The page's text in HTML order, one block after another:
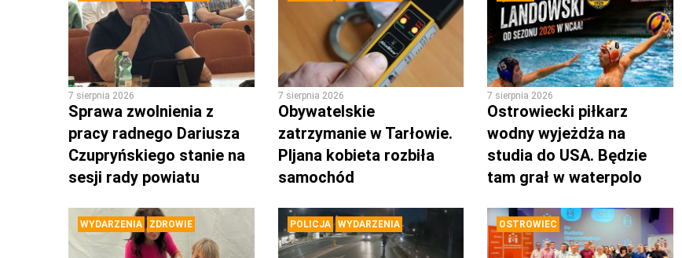
7 sierpnia 2026
Sprawa zwolnienia z
pracy radnego Dariusza
Czupryńskiego stanie na
sesji rady powiatu
7 sierpnia 2026
Obywatelskie
zatrzymanie w Tarłowie.
PIjana kobieta rozbiła
samochód
7 sierpnia 2026
Ostrowiecki piłkarz
wodny wyjeżdża na
studia do USA. Będzie
tam grał w waterpolo
WYDARZENIA ZDROWIE POLICJA WYDARZENIA OSTROWIEC